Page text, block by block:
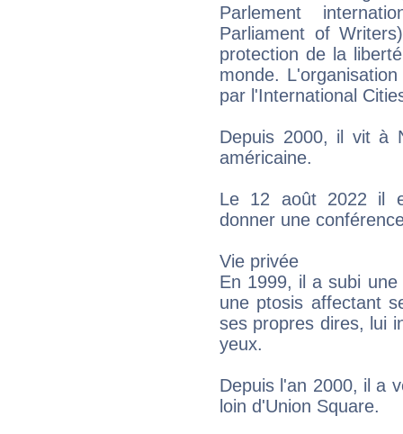
Parlement
Parliament of
protection de la
monde.
par l'International
Depuis 2000, il vit à
américaine.
Le 12 août 2022 il
donner une
Vie privée
En 1999, il a subi
une ptosis affectant
ses propres dires, lui
yeux.
Depuis l'an 2000, il a
loin d'Union Square.